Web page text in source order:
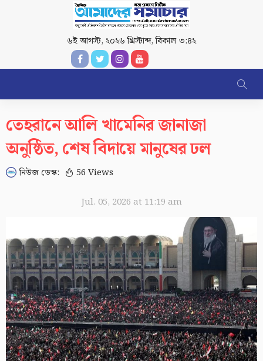
৬ই আগস্ট, ২০২৬ খ্রিস্টাব্দ,বিকাল ৩:৪২
তেহরানে আলি খামেনির জানাজা
অনুষ্ঠিত, শেষ বিদায়ে মানুষের ঢল
নিউজ ডেস্ক: 56 Views
Jul. 05, 2026 at 11:19 am